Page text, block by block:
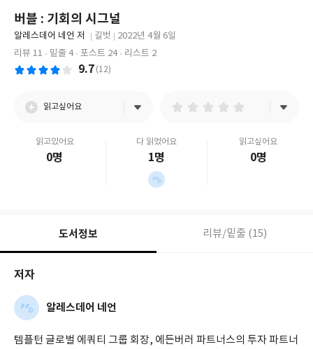
버블 : 기회의 시그널
글
쓴
알레스데어 네언 저
출
사
길벗
출
2022년 4월 6일
리뷰 11
밑줄 4 포스트 24 리스트 2
9.7 (12)
읽고싶어요
읽고있어요
0명
다 읽었어요
1명
읽고싶어요
0명
도서정보 리뷰/밑줄 (15)
저자
알레스데어 네언
템플턴 글로벌 에쿼티 그룹 회장, 에든버러 파트너스의 투자 파트너